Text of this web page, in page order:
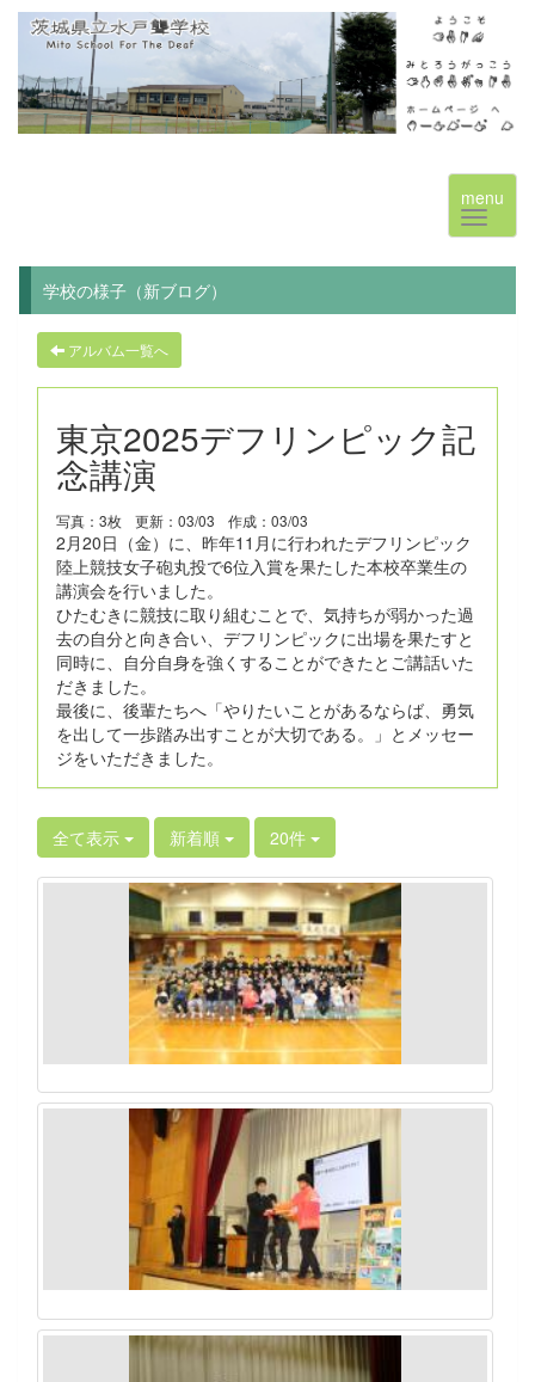
menu
学校の様子（新ブログ）
アルバム一覧へ
東京2025デフリンピック記
念講演
写真：3枚 更新：03/03 作成：03/03
2月20日（金）に、昨年11月に行われたデフリンピック
陸上競技女子砲丸投で6位入賞を果たした本校卒業生の
講演会を行いました。
ひたむきに競技に取り組むことで、気持ちが弱かった過
去の自分と向き合い、デフリンピックに出場を果たすと
同時に、自分自身を強くすることができたとご講話いた
だきました。
最後に、後輩たちへ「やりたいことがあるならば、勇気
を出して一歩踏み出すことが大切である。」とメッセー
ジをいただきました。
全て表示 新着順 20件